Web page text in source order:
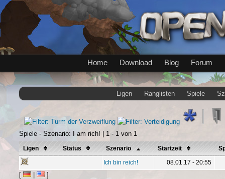
Home Download Blog Forum
Ligen Ranglisten Spiele
Spiele - Szenario: I am rich! | 1 - 1 von 1
Ligen Status Szenario Startzeit
Ich bin reich!
08.01.17 - 20:55
[ ]